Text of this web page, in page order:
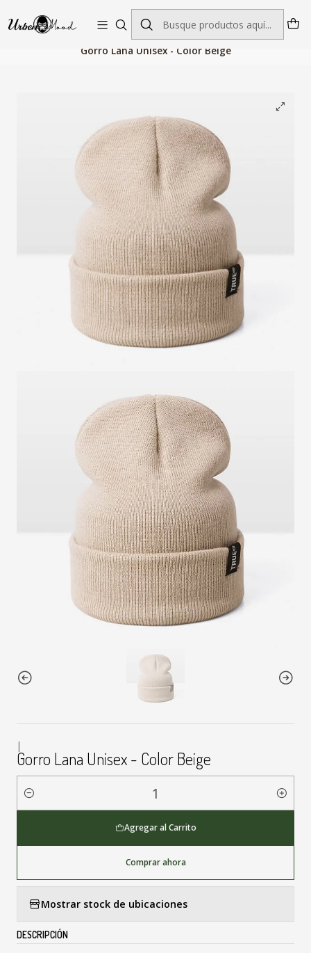
Envío GRATIS desde $60.000 | Entregas rápidas 1–5 días hábiles
Accesorios de Moda Gorros Hombre
Gorro Lana Unisex - Color Beige
|
Gorro Lana Unisex - Color Beige
Cantidad
Agregar al Carrito
Comprar ahora
Mostrar stock de ubicaciones
DESCRIPCIÓN